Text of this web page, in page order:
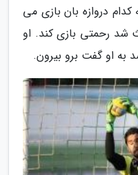
کدام دروازه بان بازی می
شد رحمتی بازی کند. او
او گفت برو بیرون.